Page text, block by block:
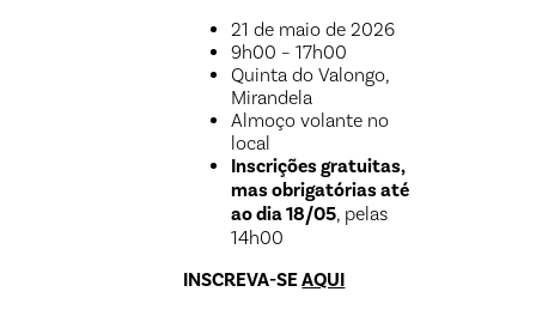
21 de maio de 2026
9h00 – 17h00
Quinta do Valongo,
Mirandela
Almoço volante no
local
Inscrições gratuitas,
mas obrigatórias até
ao dia 18/05, pelas
14h00
INSCREVA-SEAQUI